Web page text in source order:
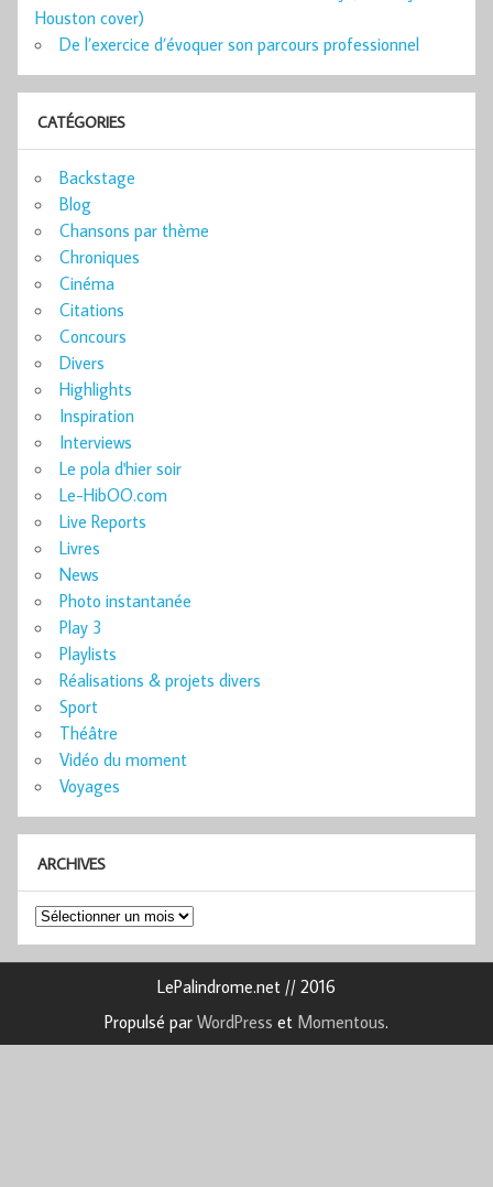
Houston cover)
De l’exercice d’évoquer son parcours professionnel
CATÉGORIES
Backstage
Blog
Chansons par thème
Chroniques
Cinéma
Citations
Concours
Divers
Highlights
Inspiration
Interviews
Le pola d'hier soir
Le-HibOO.com
Live Reports
Livres
News
Photo instantanée
Play 3
Playlists
Réalisations & projets divers
Sport
Théâtre
Vidéo du moment
Voyages
ARCHIVES
Archives
LePalindrome.net // 2016
Propulsé par WordPress et Momentous.